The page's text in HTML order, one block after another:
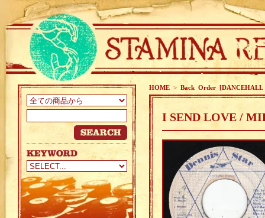
HOME > Back Order [DANCEHALL
I SEND LOVE /